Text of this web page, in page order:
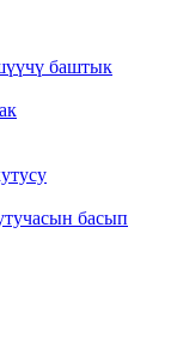
баштык
басып